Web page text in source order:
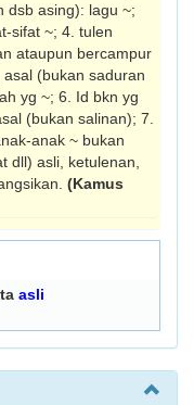
dsb asing): lagu ~;
sifat ~; 4. tulen
ataupun bercampur
(bukan saduran
yg ~; 6. Id bkn yg
(bukan salinan); 7.
anak ~ bukan
dll) asli, ketulenan,
(Kamus
asli